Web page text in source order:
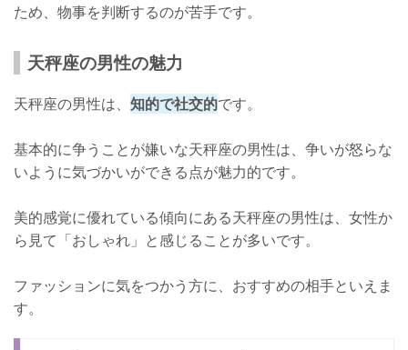
ため、物事を判断するのが苦手です。
天秤座の男性の魅力
天秤座の男性は、 知的で社交的です。
基本的に争うことが嫌いな天秤座の男性は、争いが怒らな
いように気づかいができる点が魅力的です。
美的感覚に優れている傾向にある天秤座の男性は、女性か
ら見て「おしゃれ」と感じることが多いです。
ファッションに気をつかう方に、おすすめの相手といえま
す。